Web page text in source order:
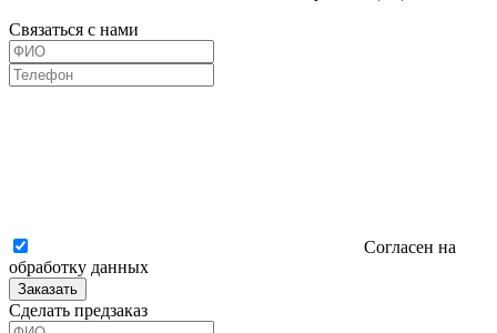
Связаться с нами
Согласен на
обработку данных
Заказать
Сделать предзаказ